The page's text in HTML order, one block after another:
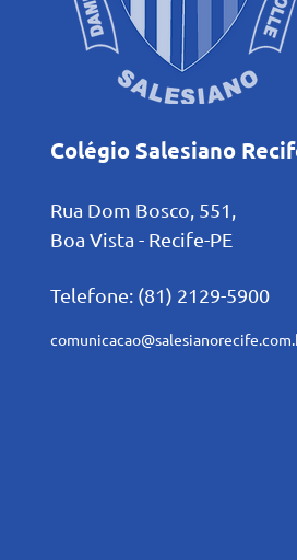
Colégio Salesiano
Rua Dom Bosco, 551,
Boa Vista - Recife-PE
Telefone: (81) 2129-5900